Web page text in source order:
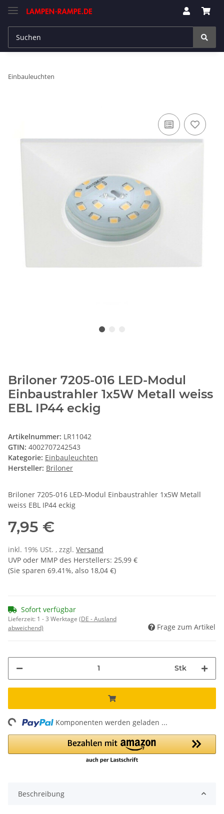
Einbauleuchten
Briloner 7205-016 LED-Modul
Einbaustrahler 1x5W Metall weiss
EBL IP44 eckig
Artikelnummer: LR11042
GTIN: 4002707242543
Kategorie: Einbauleuchten
Hersteller: Briloner
Briloner 7205-016 LED-Modul Einbaustrahler 1x5W Metall
weiss EBL IP44 eckig
7,95 €
inkl. 19% USt. , zzgl. Versand
UVP oder MMP des Herstellers: 25,99 €
(Sie sparen 69.41%, also 18,04 €)
Sofort verfügbar
Lieferzeit: 1 - 3 Werktage (DE - Ausland
abweichend)
Frage zum Artikel
Stk
Komponenten werden geladen ...
Beschreibung